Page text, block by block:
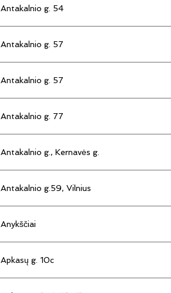
Antakalnio g. 54
Antakalnio g. 57
Antakalnio g. 57
Antakalnio g. 77
Antakalnio g., Kernavės g.
Antakalnio g.59, Vilnius
Anykščiai
Apkasų g. 10c